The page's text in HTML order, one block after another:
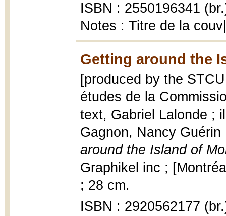
ISBN : 2550196341
Notes : Titre de la
Getting around the
[produced by the
études de la
text, Gabriel Lalonde ;
Gagnon, Nancy
around the Island of
Graphikel inc ;
; 28 cm.
ISBN : 2920562177